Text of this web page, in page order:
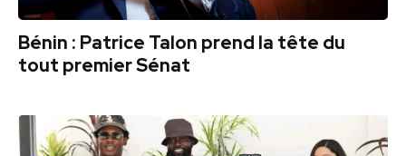
Bénin : Patrice Talon prend la tête du
tout premier Sénat